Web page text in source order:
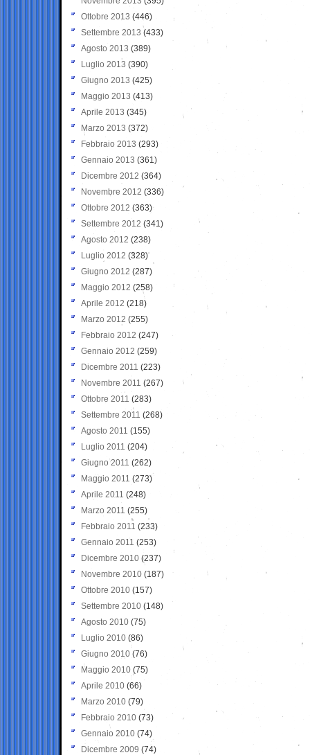
Ottobre 2013 (446)
Settembre 2013 (433)
Agosto 2013 (389)
Luglio 2013 (390)
Giugno 2013 (425)
Maggio 2013 (413)
Aprile 2013 (345)
Marzo 2013 (372)
Febbraio 2013 (293)
Gennaio 2013 (361)
Dicembre 2012 (364)
Novembre 2012 (336)
Ottobre 2012 (363)
Settembre 2012 (341)
Agosto 2012 (238)
Luglio 2012 (328)
Giugno 2012 (287)
Maggio 2012 (258)
Aprile 2012 (218)
Marzo 2012 (255)
Febbraio 2012 (247)
Gennaio 2012 (259)
Dicembre 2011 (223)
Novembre 2011 (267)
Ottobre 2011 (283)
Settembre 2011 (268)
Agosto 2011 (155)
Luglio 2011 (204)
Giugno 2011 (262)
Maggio 2011 (273)
Aprile 2011 (248)
Marzo 2011 (255)
Febbraio 2011 (233)
Gennaio 2011 (253)
Dicembre 2010 (237)
Novembre 2010 (187)
Ottobre 2010 (157)
Settembre 2010 (148)
Agosto 2010 (75)
Luglio 2010 (86)
Giugno 2010 (76)
Maggio 2010 (75)
Aprile 2010 (66)
Marzo 2010 (79)
Febbraio 2010 (73)
Gennaio 2010 (74)
Dicembre 2009 (74)